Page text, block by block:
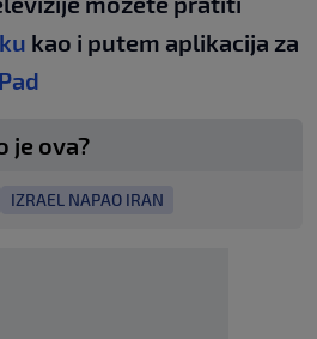
kao i putem aplikacija za
je ova?
IZRAEL NAPAO IRAN